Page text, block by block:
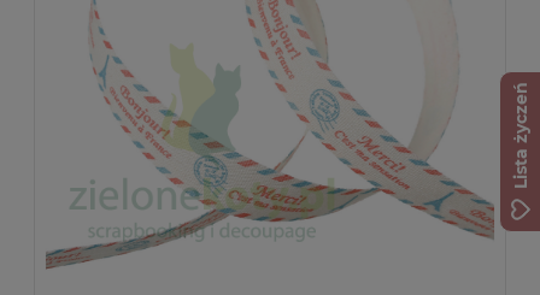
Lista życzeń